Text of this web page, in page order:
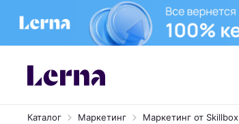
Каталог Маркетинг Маркетинг от Skillbox